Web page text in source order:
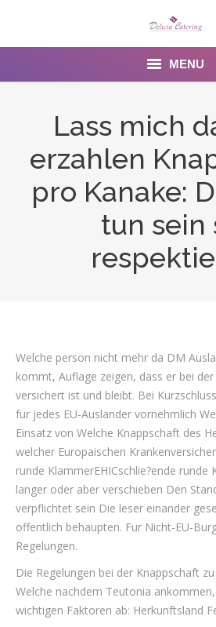
MENU
Menu
Lass mich
erzahlen
pro Kanake:
tun sein
Welche person nicht mehr da DM
kommt, Auflage zeigen, dass er bei der
versichert ist und bleibt. Bei
fur jedes EU-Auslander vornehmlich
Einsatz von Welche Knappschaft des
welcher Europaischen
runde KlammerEHICschlie?ende runde
langer oder aber verschieben Den
verpflichtet sein Die leser einander
offentlich behaupten. Fur Nicht-EU-
Regelungen.
Die Regelungen bei der Knappschaft
Welche nachdem Teutonia
wichtigen Faktoren ab: Herkunftsland